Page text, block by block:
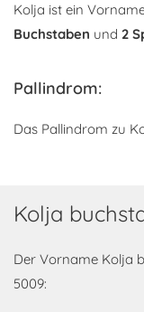
Kolja ist ein
Buchstaben und 2
Pallindrom:
Das Pallindrom zu
Kolja
Der Vorname Kolja
5009: